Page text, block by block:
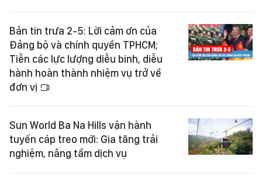
Bản tin trưa 2-5: Lời cảm ơn của
Đảng bộ và chính quyền TPHCM;
Tiễn các lực lượng diễu binh, diễu
hành hoàn thành nhiệm vụ trở về
đơn vị
Sun World Ba Na Hills vận hành
tuyến cáp treo mới: Gia tăng trải
nghiệm, nâng tầm dịch vụ